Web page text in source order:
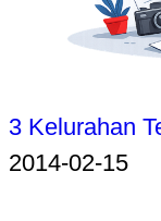
3 Kelurahan
2014-02-15